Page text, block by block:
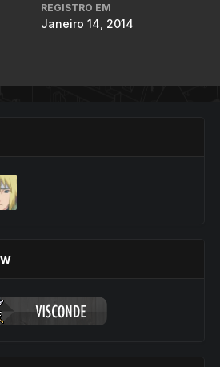
REGISTRO EM
Janeiro 14, 2014